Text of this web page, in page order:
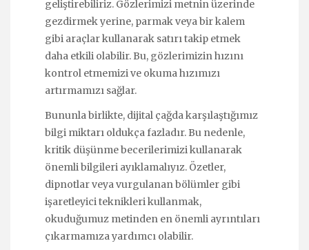
geliştirebiliriz. Gözlerimizi metnin üzerinde
gezdirmek yerine, parmak veya bir kalem
gibi araçlar kullanarak satırı takip etmek
daha etkili olabilir. Bu, gözlerimizin hızını
kontrol etmemizi ve okuma hızımızı
artırmamızı sağlar.
Bununla birlikte, dijital çağda karşılaştığımız
bilgi miktarı oldukça fazladır. Bu nedenle,
kritik düşünme becerilerimizi kullanarak
önemli bilgileri ayıklamalıyız. Özetler,
dipnotlar veya vurgulanan bölümler gibi
işaretleyici teknikleri kullanmak,
okuduğumuz metinden en önemli ayrıntıları
çıkarmamıza yardımcı olabilir.